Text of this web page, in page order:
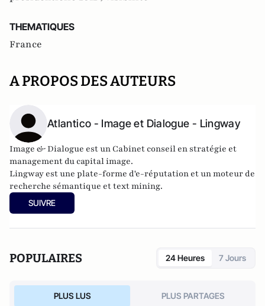
THEMATIQUES
France
A PROPOS DES AUTEURS
Atlantico - Image et Dialogue - Lingway
Image & Dialogue est un Cabinet conseil en stratégie et
management du capital image.
Lingway est une plate-forme d'e-réputation et un moteur de
recherche sémantique et text mining.
SUIVRE
POPULAIRES 24 Heures 7 Jours
PLUS LUS PLUS PARTAGES